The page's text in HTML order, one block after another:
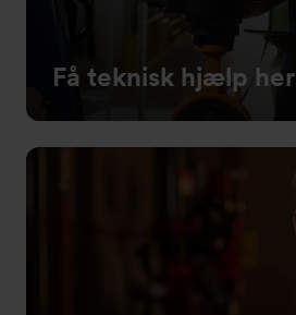
Få teknisk hjælp her